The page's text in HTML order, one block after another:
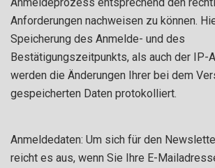
Anforderungen nachweisen zu können.
Speicherung des Anmelde- und des
Bestätigungszeitpunkts, als auch der IP-
werden die Änderungen Ihrer bei dem
gespeicherten Daten protokolliert.
Anmeldedaten: Um sich für den
reicht es aus, wenn Sie Ihre E-